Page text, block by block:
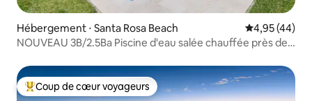
Hébergement ⋅ Santa Rosa Beach Évaluation
4,95 (44)
NOUVEAU 3B/2.5Ba Piscine d'eau salée chauffée près de
Coups de cœur voyageurs les plus appréciés
Coup de cœur voyageurs